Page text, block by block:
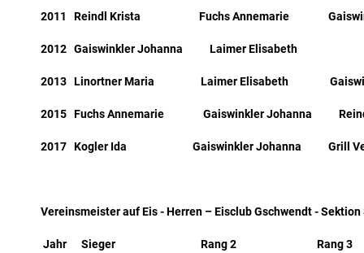
2011 Reindl Krista Fuchs Annemarie
2012 Gaiswinkler Johanna Laimer Elisabeth
2013 Linortner Maria Laimer Elisabeth
2015 Fuchs Annemarie Gaiswinkler Johanna
2017 Kogler Ida Gaiswinkler Johanna Grill
Vereinsmeister auf Eis - Herren – Eisclub Gschwendt -
Jahr Sieger Rang 2 Rang 3